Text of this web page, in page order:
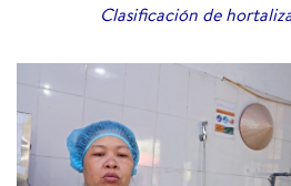
Clasificación de